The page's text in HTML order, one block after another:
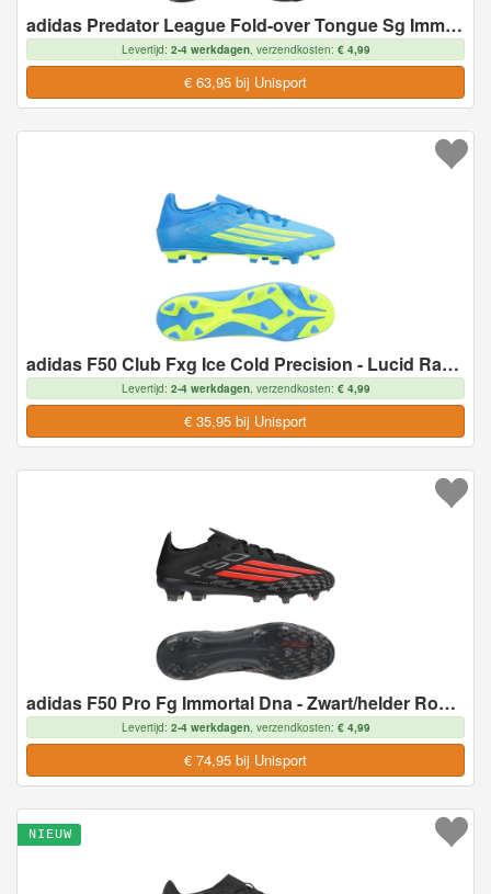
adidas Predator League Fold-over Tongue Sg Immortal Dna - Zwart/wit/helder Rood - Soft Ground (Sg), maat 46
Levertijd: 2-4 werkdagen, verzendkosten: € 4,99
€ 63,95 bij Unisport
adidas F50 Club Fxg Ice Cold Precision - Lucid Ray Blue/geel/light Utility Aqua, maat 46
Levertijd: 2-4 werkdagen, verzendkosten: € 4,99
€ 35,95 bij Unisport
adidas F50 Pro Fg Immortal Dna - Zwart/helder Rood - Natuurgras (Fg), maat 46
Levertijd: 2-4 werkdagen, verzendkosten: € 4,99
€ 74,95 bij Unisport
NIEUW